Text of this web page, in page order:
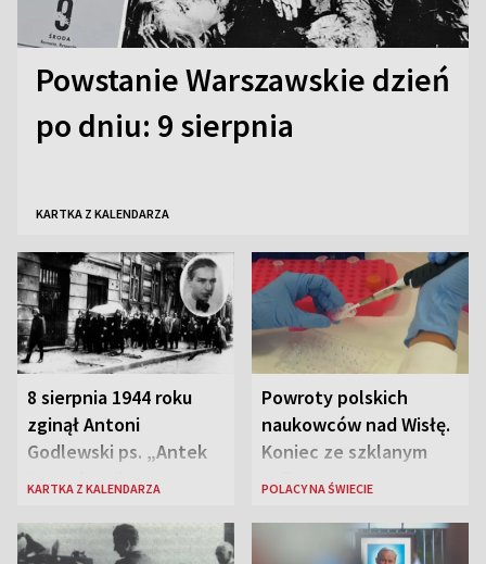
Powstanie Warszawskie dzień
po dniu: 9 sierpnia
KARTKA Z KALENDARZA
8 sierpnia 1944 roku
zginął Antoni
Godlewski ps. „Antek
Rozpylacz”
KARTKA Z KALENDARZA
Powroty polskich
naukowców nad Wisłę.
Koniec ze szklanym
sufitem
POLACY NA ŚWIECIE